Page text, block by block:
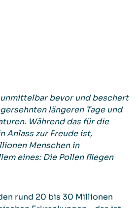
bevor und beschert
längeren Tage und
Während das für die
Anlass zur Freude ist,
Menschen in
eines: Die Pollen fliegen
rund 20 bis 30 Millionen